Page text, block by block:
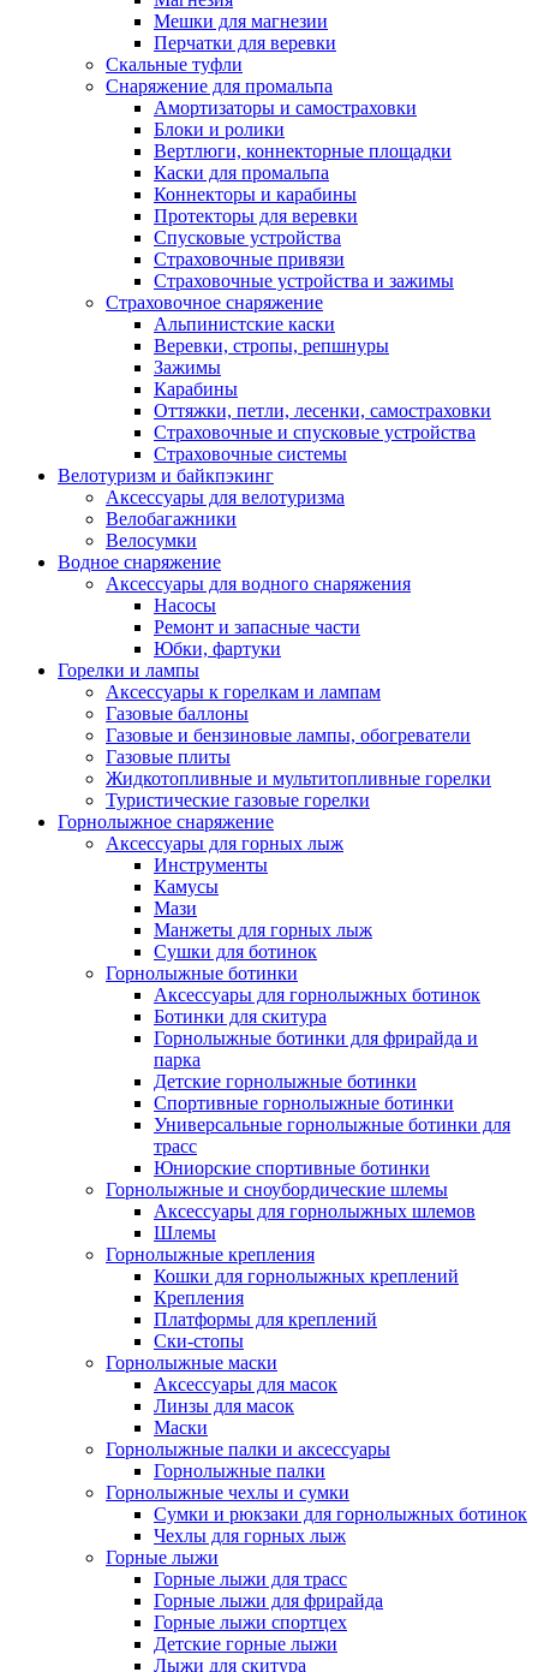
Мешки для магнезии
Перчатки для веревки
Скальные туфли
Снаряжение для промальпа
Амортизаторы и самостраховки
Блоки и ролики
Вертлюги, коннекторные площадки
Каски для промальпа
Коннекторы и карабины
Протекторы для веревки
Спусковые устройства
Страховочные привязи
Страховочные устройства и зажимы
Страховочное снаряжение
Альпинистские каски
Веревки, стропы, репшнуры
Зажимы
Карабины
Оттяжки, петли, лесенки, самостраховки
Страховочные и спусковые устройства
Страховочные системы
Велотуризм и байкпэкинг
Аксессуары для велотуризма
Велобагажники
Велосумки
Водное снаряжение
Аксессуары для водного снаряжения
Насосы
Ремонт и запасные части
Юбки, фартуки
Горелки и лампы
Аксессуары к горелкам и лампам
Газовые баллоны
Газовые и бензиновые лампы, обогреватели
Газовые плиты
Жидкотопливные и мультитопливные горелки
Туристические газовые горелки
Горнолыжное снаряжение
Аксессуары для горных лыж
Инструменты
Камусы
Мази
Манжеты для горных лыж
Сушки для ботинок
Горнолыжные ботинки
Аксессуары для горнолыжных ботинок
Ботинки для скитура
Горнолыжные ботинки для фрирайда и
парка
Детские горнолыжные ботинки
Спортивные горнолыжные ботинки
Универсальные горнолыжные ботинки для
трасс
Юниорские спортивные ботинки
Горнолыжные и сноубордические шлемы
Аксессуары для горнолыжных шлемов
Шлемы
Горнолыжные крепления
Кошки для горнолыжных креплений
Крепления
Платформы для креплений
Ски-стопы
Горнолыжные маски
Аксессуары для масок
Линзы для масок
Маски
Горнолыжные палки и аксессуары
Горнолыжные палки
Горнолыжные чехлы и сумки
Сумки и рюкзаки для горнолыжных ботинок
Чехлы для горных лыж
Горные лыжи
Горные лыжи для трасс
Горные лыжи для фрирайда
Горные лыжи спортцех
Детские горные лыжи
Лыжи для скитура